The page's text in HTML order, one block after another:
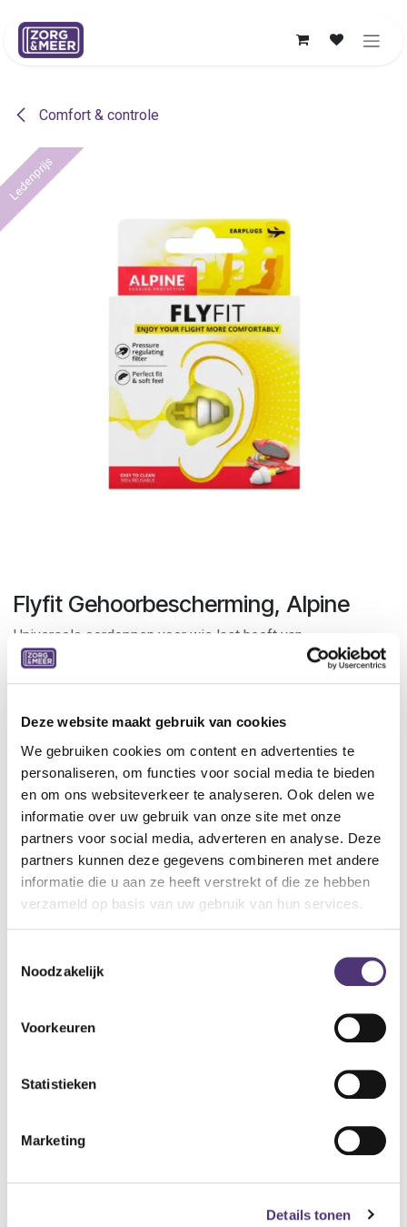
Deze website maakt gebruik van cookies
We gebruiken cookies om content en advertenties te
personaliseren, om functies voor social media te bieden
en om ons websiteverkeer te analyseren. Ook delen we
informatie over uw gebruik van onze site met onze
partners voor social media, adverteren en analyse. Deze
partners kunnen deze gegevens combineren met andere
informatie die u aan ze heeft verstrekt of die ze hebben
verzameld op basis van uw gebruik van hun services.
Noodzakelijk
Voorkeuren
Statistieken
Marketing
Details tonen
Comfort & controle
Ledenprijs
Flyfit Gehoorbescherming, Alpine
Universele oordoppen voor wie last heeft van
drukverschillen in de oren tijdens het vliegen. De filters
hebben een dempingswaarde van 17 dB en reguleren de
De oordoppen zijn gemaakt van antiallergisch materiaal. Het
AlpineThermoShape materiaal zorgt voor een optimaal
draagcomfort. De oordoppen zijn makkelijk schoon te
maken en kunnen tot 100 keer worden gebruikt. Dankzij het
meegeleverde opbergdoosje kan je de doppen veilig en
proper opbergen.
universele gehoorbescherming, 1 set
Aan winkelmandje toevoegen
Levering: 2-5 werkdagen*
*Bij grote aankopen, gelieve de klantendienst te contacteren. Hier